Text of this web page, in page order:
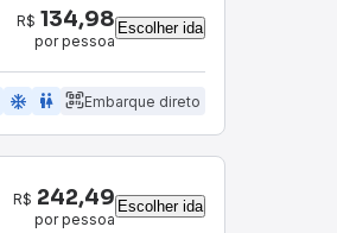
R$ 134,98
por pessoa
Escolher ida
ac_unit WC Embarque direto
R$ 242,49
por pessoa
Escolher ida